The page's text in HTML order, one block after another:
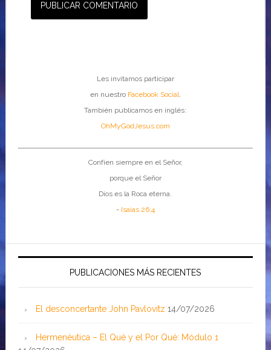
Les invitamos participar
en nuestro Facebook Social.
También publicamos en inglés:
OhMyGodJesus.com
Confíen siempre en el Señor,
porque el Señor
Dios es la Roca eterna.
- Isaías 26:4
PUBLICACIONES MÁS RECIENTES
El desconcertante John Pavlovitz 14/07/2026
Hermenéutica – El Qué y el Por Qué: Módulo 1